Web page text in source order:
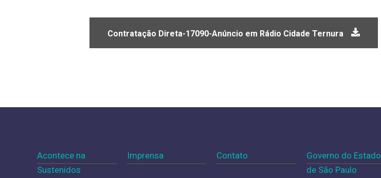
Contratação Direta-17090-Anúncio em Rádio Cidade Ternura
Acontece na
Sustenidos
Imprensa Contato
Governo do Estado
de São Paulo